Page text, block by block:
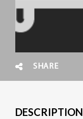
SHARE
DESCRIPTION